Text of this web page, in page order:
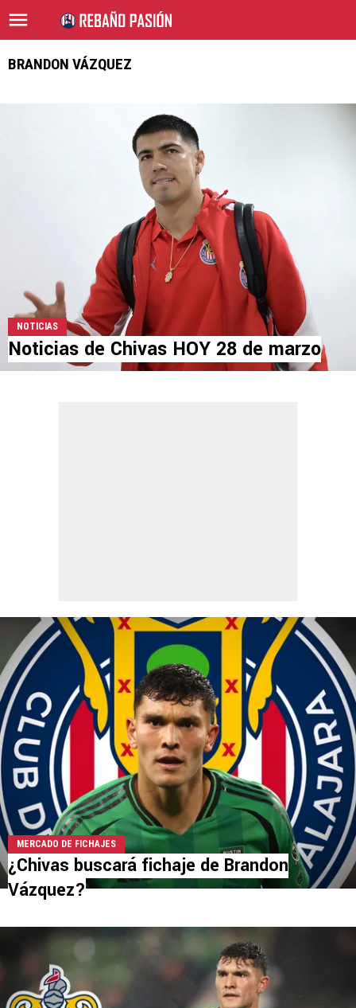
BRANDON VÁZQUEZ
NOTICIAS
Noticias de Chivas HOY 28 de marzo
MERCADO DE FICHAJES
¿Chivas buscará fichaje de Brandon
Vázquez?